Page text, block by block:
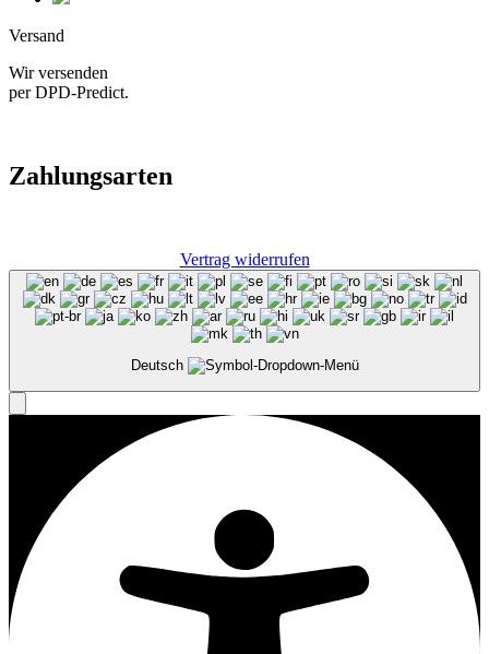
Versand
Wir versenden
per DPD-Predict.
Zahlungsarten
Vertrag widerrufen
Deutsch